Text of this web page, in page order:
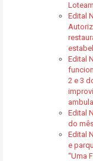
Edital
Edital
2 e 3
Edital
do
Edital
e
“Uma